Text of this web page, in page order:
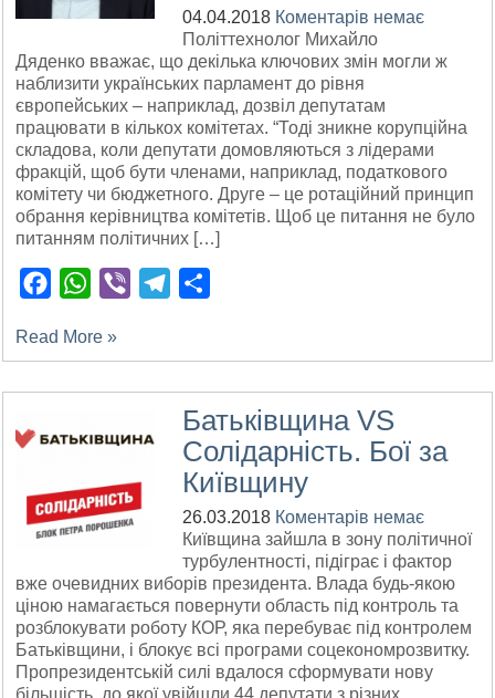
04.04.2018 Коментарів немає
Політтехнолог Михайло
Дяденко вважає, що декілька ключових змін могли ж
наблизити українських парламент до рівня
європейських – наприклад, дозвіл депутатам
працювати в кількох комітетах. “Тоді зникне корупційна
складова, коли депутати домовляються з лідерами
фракцій, щоб бути членами, наприклад, податкового
комітету чи бюджетного. Друге – це ротаційний принцип
обрання керівництва комітетів. Щоб це питання не було
питанням політичних […]
FacebookWhatsApp
Viber Telegram
Read More »
Батьківщина VS
Солідарність. Бої за
Київщину
26.03.2018 Коментарів немає
Київщина зайшла в зону політичної
турбулентності, підіграє і фактор
вже очевидних виборів президента. Влада будь-якою
ціною намагається повернути область під контроль та
розблокувати роботу КОР, яка перебуває під контролем
Батьківщини, і блокує всі програми соцекономрозвитку.
Пропрезидентській силі вдалося сформувати нову
більшість, до якої увійшли 44 депутати з різних